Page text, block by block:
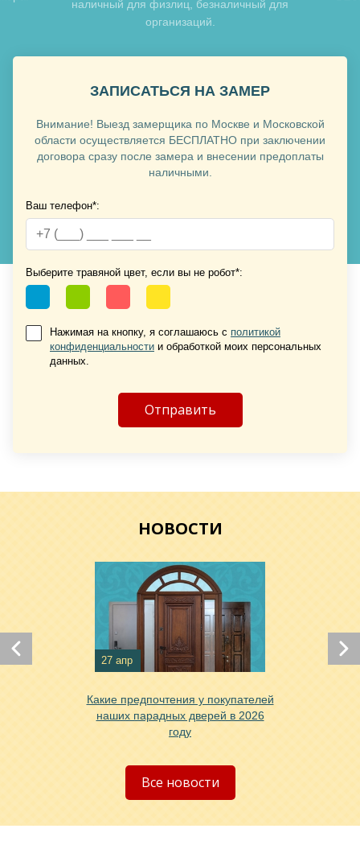
Хочу такую
Хочу такую
Хочу такую
Хочу такую
Хочу такую
Хочу такую
наличный для физлиц, безналичный для
организаций.
ЗАПИСАТЬСЯ НА ЗАМЕР
Внимание! Выезд замерщика по Москве и Московской
области осуществляется БЕСПЛАТНО при заключении
договора сразу после замера и внесении предоплаты
наличными.
Ваш телефон*:
Выберите травяной цвет, если вы не робот*:
Нажимая на кнопку, я соглашаюсь с политикой
конфиденциальности и обработкой моих персональных
данных.
НОВОСТИ
27 апр
Какие предпочтения у покупателей
наших парадных дверей в 2026
году
Все новости